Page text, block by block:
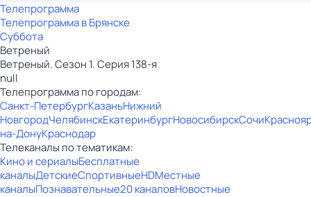
Телепрограмма
Телепрограмма в Брянске
Суббота
Ветреный
Ветреный. Сезон 1. Серия 138-я
null
Телепрограмма по городам:
Санкт-ПетербургКазаньНижний
НовгородЧелябинскЕкатеринбургНовосибирскСочи
на-ДонуКраснодар
Телеканалы по тематикам:
Кино и сериалыБесплатные
каналыДетскиеСпортивныеHDМестные
каналыПознавательные20 каналовНовостные